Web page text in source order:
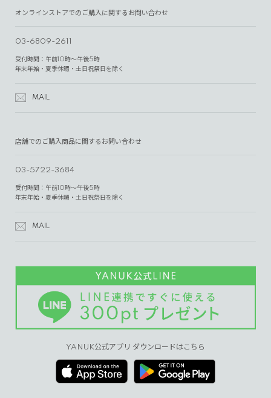
オンラインストアでのご購入に関するお問い合わせ
03-6809-2611
受付時間：午前10時～午後5時
年末年始・夏季休暇・土日祝祭日を除く
MAIL
店舗でのご購入商品に関するお問い合わせ
03-5722-3684
受付時間：午前10時～午後5時
年末年始・夏季休暇・土日祝祭日を除く
MAIL
YANUK公式アプリ ダウンロードはこちら